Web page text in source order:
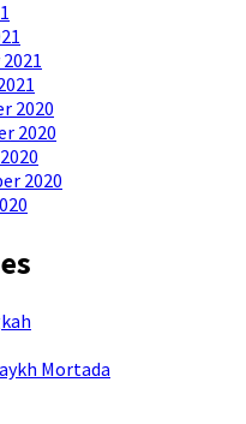
2020
2020
2020
Mortada